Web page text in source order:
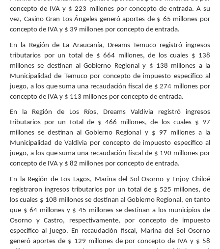
concepto de IVA y $ 223 millones por concepto de entrada. A su
vez, Casino Gran Los Ángeles generó aportes de $ 65 millones por
concepto de IVA y $ 39 millones por concepto de entrada.
En la Región de La Araucanía, Dreams Temuco registró ingresos
tributarios por un total de $ 664 millones, de los cuales $ 138
millones se destinan al Gobierno Regional y $ 138 millones a la
Municipalidad de Temuco por concepto de impuesto específico al
juego, a los que suma una recaudación fiscal de $ 274 millones por
concepto de IVA y $ 113 millones por concepto de entrada.
En la Región de Los Ríos, Dreams Valdivia registró ingresos
tributarios por un total de $ 466 millones, de los cuales $ 97
millones se destinan al Gobierno Regional y $ 97 millones a la
Municipalidad de Valdivia por concepto de impuesto específico al
juego, a los que suma una recaudación fiscal de $ 190 millones por
concepto de IVA y $ 82 millones por concepto de entrada.
En la Región de Los Lagos, Marina del Sol Osorno y Enjoy Chiloé
registraron ingresos tributarios por un total de $ 525 millones, de
los cuales $ 108 millones se destinan al Gobierno Regional, en tanto
que $ 64 millones y $ 45 millones se destinan a los municipios de
Osorno y Castro, respectivamente, por concepto de impuesto
específico al juego. En recaudación fiscal, Marina del Sol Osorno
generó aportes de $ 129 millones de por concepto de IVA y $ 58